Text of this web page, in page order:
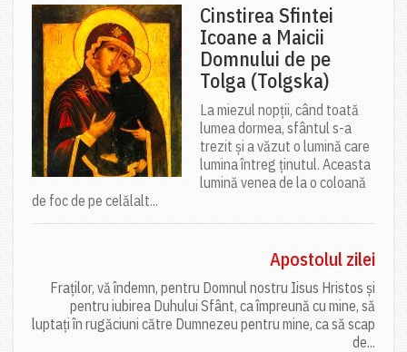
Cinstirea Sfintei
Icoane a Maicii
Domnului de pe
Tolga (Tolgska)
La miezul nopții, când toată
lumea dormea, sfântul s-a
trezit și a văzut o lumină care
lumina întreg ținutul. Aceasta
lumină venea de la o coloană
de foc de pe celălalt...
Apostolul zilei
Fraților, vă îndemn, pentru Domnul nostru Iisus Hristos și
pentru iubirea Duhului Sfânt, ca împreună cu mine, să
luptați în rugăciuni către Dumnezeu pentru mine, ca să scap
de...